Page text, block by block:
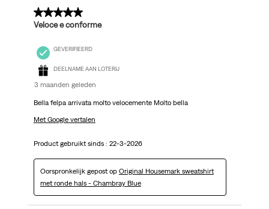
5 van 5 sterren.
Veloce e conforme
GEVERIFIEERD
DEELNAME AAN LOTERIJ
3 maanden geleden
Bella felpa arrivata molto velocemente Molto bella
Met Google vertalen
Product gebruikt sinds : 22-3-2026
Oorspronkelijk gepost op Original Housemark sweatshirt
met ronde hals - Chambray Blue